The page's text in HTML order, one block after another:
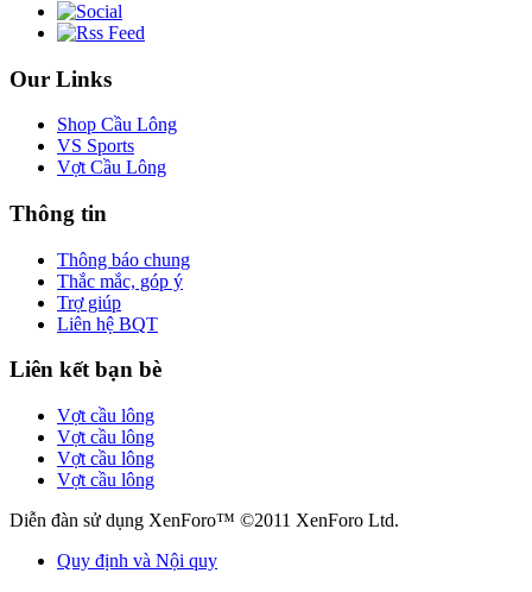
Our Links
Shop Cầu Lông
VS Sports
Vợt Cầu Lông
Thông tin
Thông báo chung
Thắc mắc, góp ý
Trợ giúp
Liên hệ BQT
Liên kết bạn bè
Vợt cầu lông
Vợt cầu lông
Vợt cầu lông
Vợt cầu lông
Diễn đàn sử dụng XenForo™ ©2011 XenForo Ltd.
Quy định và Nội quy